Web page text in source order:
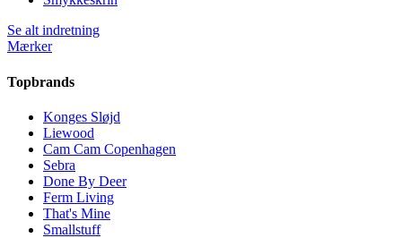
Se alt indretning
Mærker
Topbrands
Konges Sløjd
Liewood
Cam Cam Copenhagen
Sebra
Done By Deer
Ferm Living
That's Mine
Smallstuff